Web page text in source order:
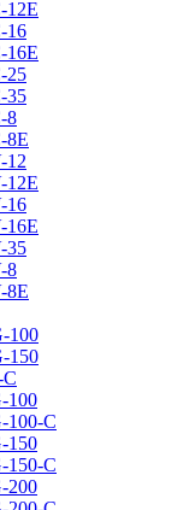
12E
16
16E
25
35
8
8E
12
12E
16
16E
35
8
8E
100
150
100
100-C
150
150-C
200